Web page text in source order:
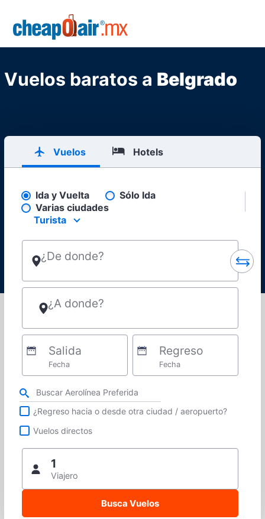
Skip to main content
Vuelos baratos a Belgrado
Vuelos Hotels
Pick your flight type
Ida y Vuelta
Sólo Ida
Varias ciudades
Select your preferred seating class.
Turista
¿De donde?
¿A donde?
Salida
Fecha
Regreso
Fecha
Refina tu búsqueda por aerolínea, ciudad o aeropuerto o vuelos directos
¿Regreso hacia o desde otra ciudad / aeropuerto?
Vuelos directos
1
Viajero